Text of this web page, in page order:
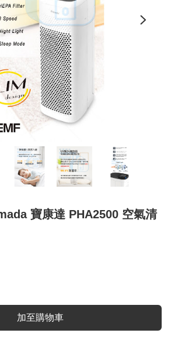
寶康達 PHA2500 空氣清
加至購物車